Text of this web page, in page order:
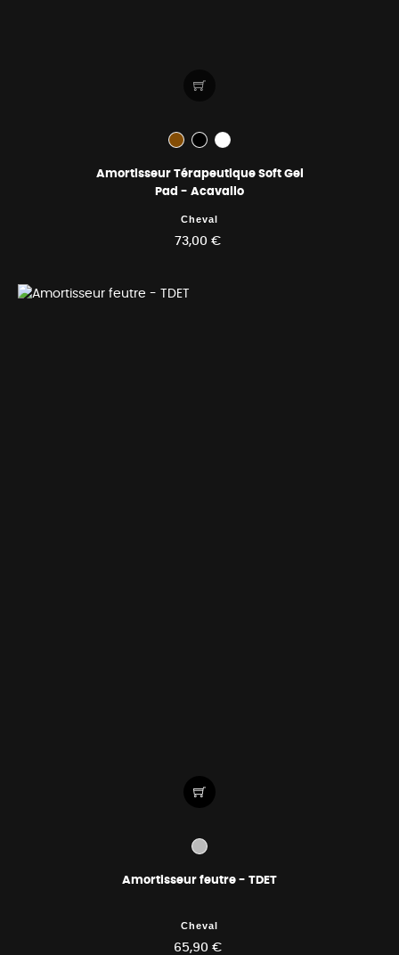
Amortisseur Térapeutique Soft Gel
Pad - Acavallo
Cheval
73,00 €
Amortisseur feutre - TDET
Cheval
65,90 €